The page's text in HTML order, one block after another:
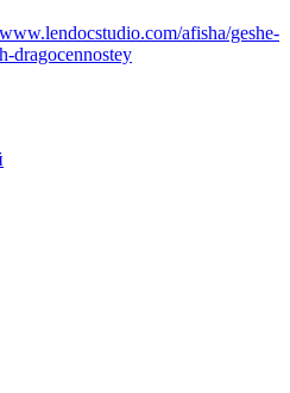
afisha/geshe-
dragocennostey